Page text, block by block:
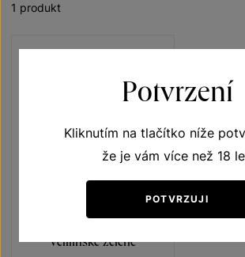
1 produkt
Veltlínské zelené
Potvrzení
Kliknutím na tlačítko níže
že je vám více než 18
POTVRZUJI